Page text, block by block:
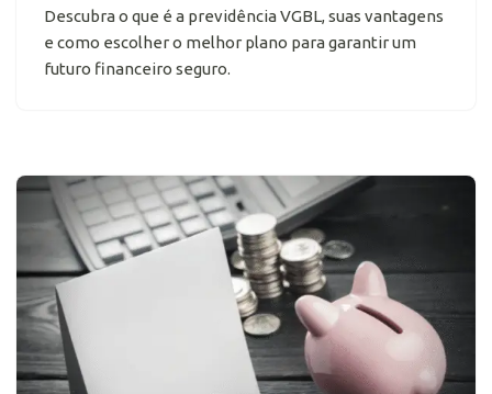
Descubra o que é a previdência VGBL, suas vantagens
e como escolher o melhor plano para garantir um
futuro financeiro seguro.